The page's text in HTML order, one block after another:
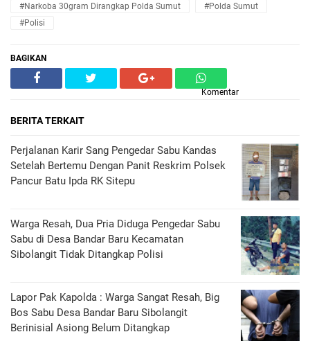
#Narkoba 30gram Dirangkap Polda Sumut
#Polda Sumut
#polisi
BAGIKAN
Komentar
BERITA TERKAIT
Perjalanan Karir Sang Pengedar Sabu Kandas
Setelah Bertemu Dengan Panit Reskrim Polsek
Pancur Batu Ipda RK Sitepu
Warga Resah, Dua Pria Diduga Pengedar Sabu
Sabu di Desa Bandar Baru Kecamatan
Sibolangit Tidak Ditangkap Polisi
Lapor Pak Kapolda : Warga Sangat Resah, Big
Bos Sabu Desa Bandar Baru Sibolangit
Berinisial Asiong Belum Ditangkap